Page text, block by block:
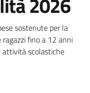
sostenute per la
fino a 12 anni
attività scolastiche